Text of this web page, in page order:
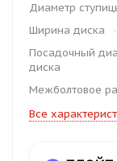
Диаметр
Ширина диска
Посадочный
диска
Межболтовое
Все
недели